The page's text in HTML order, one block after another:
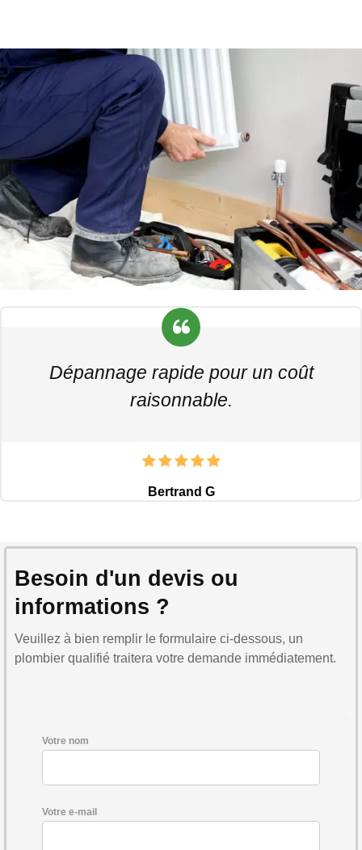
Dépannage rapide pour un coût
raisonnable.
Bertrand G
Besoin d'un devis ou
informations ?
Veuillez à bien remplir le formulaire ci-dessous, un
plombier qualifié traitera votre demande immédiatement.
Votre nom
Votre e-mail